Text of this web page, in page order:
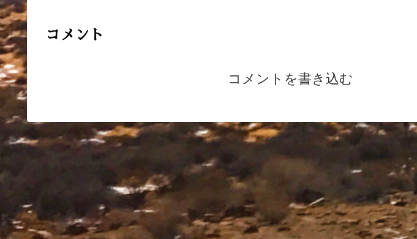
コメント
コメントを書き込む